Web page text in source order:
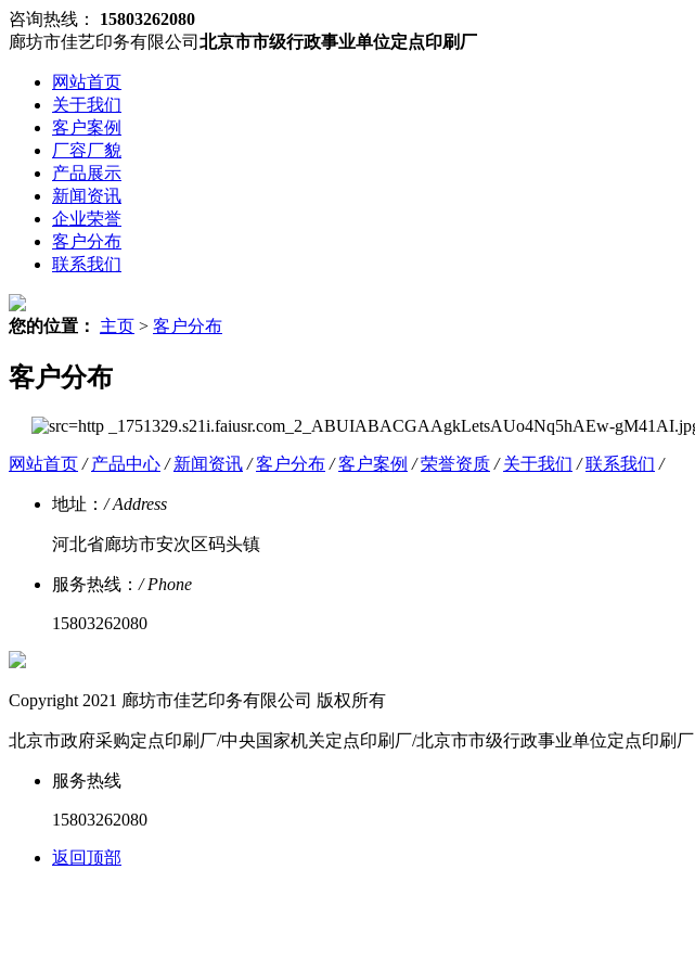
咨询热线：
15803262080
廊坊市佳艺印务有限公司 北京市市级行政事业单位定点印刷厂
网站首页
关于我们
客户案例
厂容厂貌
产品展示
新闻资讯
企业荣誉
客户分布
联系我们
您的位置： 主页 > 客户分布
客户分布
网站首页 / 产品中心 / 新闻资讯 / 客户分布 / 客户案例 / 荣誉资质 / 关于我们 / 联系我们 /
地址： / Address
河北省廊坊市安次区码头镇
服务热线： / Phone
15803262080
Copyright 2021 廊坊市佳艺印务有限公司 版权所有
北京市政府采购定点印刷厂/中央国家机关定点印刷厂/北京市市级行政事业单位定点印刷厂
服务热线
15803262080
返回顶部